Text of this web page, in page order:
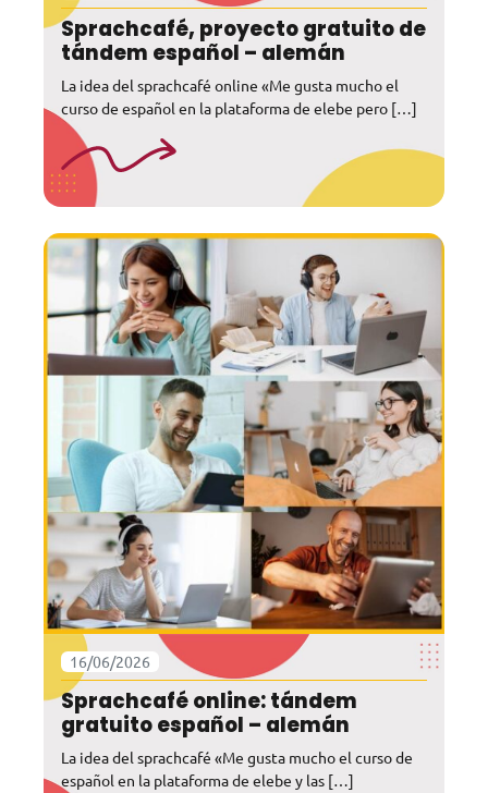
Sprachcafé, proyecto gratuito de
tándem español – alemán
La idea del sprachcafé online «Me gusta mucho el
curso de español en la plataforma de elebe pero […]
16/06/2026
Sprachcafé online: tándem
gratuito español – alemán
La idea del sprachcafé «Me gusta mucho el curso de
español en la plataforma de elebe y las […]